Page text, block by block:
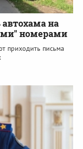
на
номерами
приходить письма